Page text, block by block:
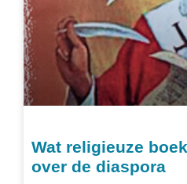
Wat religieuze
over de diaspora